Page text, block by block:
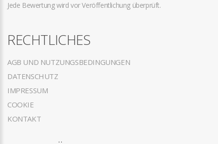
Jede Bewertung wird vor Veröffentlichung überprüft.
RECHTLICHES
AGB UND NUTZUNGSBEDINGUNGEN
DATENSCHUTZ
IMPRESSUM
COOKIE
KONTAKT